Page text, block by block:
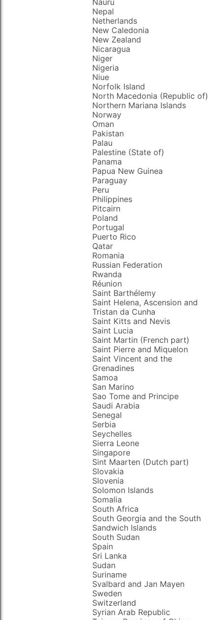
Nepal
Netherlands
New Caledonia
New Zealand
Nicaragua
Niger
Nigeria
Niue
Norfolk Island
North Macedonia (Republic of)
Northern Mariana Islands
Norway
Oman
Pakistan
Palau
Palestine (State of)
Panama
Papua New Guinea
Paraguay
Peru
Philippines
Pitcairn
Poland
Portugal
Puerto Rico
Qatar
Romania
Russian Federation
Rwanda
Réunion
Saint Barthélemy
Saint Helena, Ascension and
Tristan da Cunha
Saint Kitts and Nevis
Saint Lucia
Saint Martin (French part)
Saint Pierre and Miquelon
Saint Vincent and the
Grenadines
Samoa
San Marino
Sao Tome and Principe
Saudi Arabia
Senegal
Serbia
Seychelles
Sierra Leone
Singapore
Sint Maarten (Dutch part)
Slovakia
Slovenia
Solomon Islands
Somalia
South Africa
South Georgia and the South
Sandwich Islands
South Sudan
Spain
Sri Lanka
Sudan
Suriname
Svalbard and Jan Mayen
Sweden
Switzerland
Syrian Arab Republic